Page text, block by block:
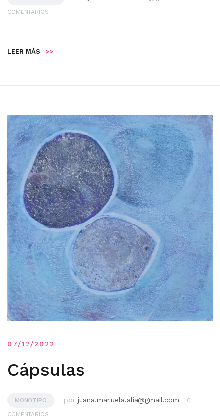
COMENTARIOS
LEER MÁS >>
07/12/2022
Cápsulas
MONOTIPO por juana.manuela.alia@gmail.com
0
COMENTARIOS